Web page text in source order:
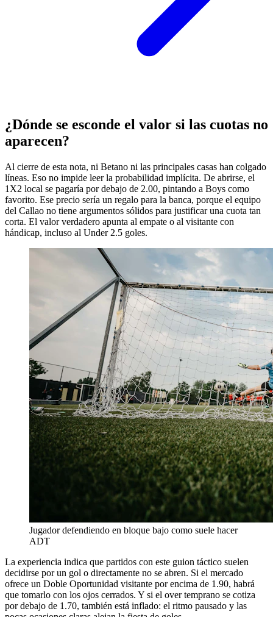
¿Dónde se esconde el valor si las cuotas no
aparecen?
Al cierre de esta nota, ni Betano ni las principales casas han colgado
líneas. Eso no impide leer la probabilidad implícita. De abrirse, el
1X2 local se pagaría por debajo de 2.00, pintando a Boys como
favorito. Ese precio sería un regalo para la banca, porque el equipo
del Callao no tiene argumentos sólidos para justificar una cuota tan
corta. El valor verdadero apunta al empate o al visitante con
hándicap, incluso al Under 2.5 goles.
Jugador defendiendo en bloque bajo como suele hacer
ADT
La experiencia indica que partidos con este guion táctico suelen
decidirse por un gol o directamente no se abren. Si el mercado
ofrece un Doble Oportunidad visitante por encima de 1.90, habrá
que tomarlo con los ojos cerrados. Y si el over temprano se cotiza
por debajo de 1.70, también está inflado: el ritmo pausado y las